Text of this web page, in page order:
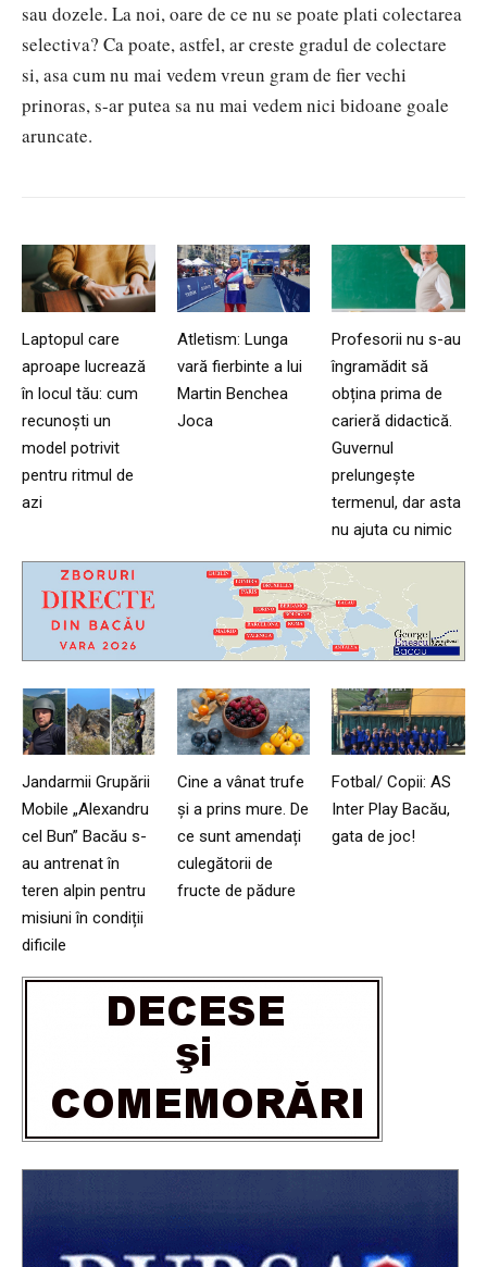
sau dozele. La noi, oare de ce nu se poate plati colectarea
selectiva? Ca poate, astfel, ar creste gradul de colectare
si, asa cum nu mai vedem vreun gram de fier vechi
prinoras, s-ar putea sa nu mai vedem nici bidoane goale
aruncate.
Laptopul care
aproape lucrează
în locul tău: cum
recunoști un
model potrivit
pentru ritmul de
azi
Atletism: Lunga
vară fierbinte a lui
Martin Benchea
Joca
Profesorii nu s-au
îngramădit să
obțina prima de
carieră didactică.
Guvernul
prelungește
termenul, dar asta
nu ajuta cu nimic
Jandarmii Grupării
Mobile „Alexandru
cel Bun” Bacău s-
au antrenat în
teren alpin pentru
misiuni în condiții
dificile
Cine a vânat trufe
și a prins mure. De
ce sunt amendați
culegătorii de
fructe de pădure
Fotbal/ Copii: AS
Inter Play Bacău,
gata de joc!